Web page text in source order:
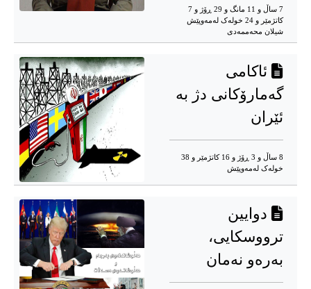
7 ساڵ و 11 مانگ و 29 ڕۆژ و 7
کاتژمێر و 24 خوله‌ک له‌مه‌وپێش‌
شیلان محەممەدی
ئاکامی
گەمارۆکانی دژ بە
ئێران
8 ساڵ و 3 ڕۆژ و 16 کاتژمێر و 38
خوله‌ک له‌مه‌وپێش‌
دوایین
ترووسکایی،
بەرەو نەمان